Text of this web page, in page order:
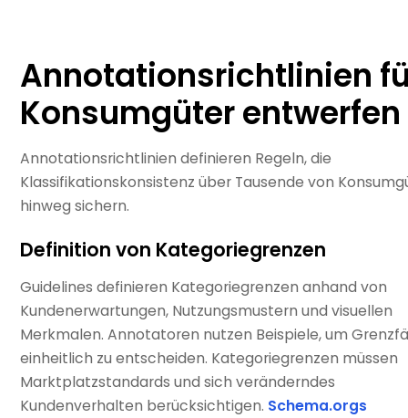
Annotationsrichtlinien
Konsumgüter entwerfen
Annotationsrichtlinien definieren Regeln, die
Klassifikationskonsistenz über Tausende von
hinweg sichern.
Definition von Kategoriegrenzen
Guidelines definieren Kategoriegrenzen anhand von
Kundenerwartungen, Nutzungsmustern und visuellen
Merkmalen. Annotatoren nutzen Beispiele, um
einheitlich zu entscheiden. Kategoriegrenzen müssen
Marktplatzstandards und sich veränderndes
Kundenverhalten berücksichtigen. Schema.orgs